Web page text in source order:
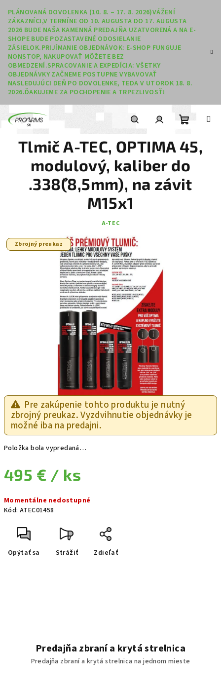
PLÁNOVANÁ DOVOLENKA (10. 8. – 17. 8. 2026)VÁŽENÍ
ZÁKAZNÍCI,V TERMÍNE OD 10. AUGUSTA DO 17. AUGUSTA
2026 BUDE NAŠA KAMENNÁ PREDAJŇA UZATVORENÁ A NA E-
SHOPE BUDE POZASTAVENÉ ODOSIELANIE
ZÁSIELOK.PRIJÍMANIE OBJEDNÁVOK: E-SHOP FUNGUJE
NONSTOP, NAKUPOVAŤ MÔŽETE BEZ
OBMEDZENÍ.SPRACOVANIE A EXPEDÍCIA: VŠETKY
OBJEDNÁVKY ZAČNEME POSTUPNE VYBAVOVAŤ
NASLEDUJÚCI DEŇ PO DOVOLENKE, TEDA V UTOROK 18. 8.
2026.ĎAKUJEME ZA POCHOPENIE A TRPEZLIVOSŤ!
Hľadať
Pre zakúpenie tohto produktu je nutný
zbrojný preukaz. Vyzdvihnutie objednávky je
možné iba na predajni.
Položka bola vypredaná…
495 € / ks
Momentálne nedostupné
Kód: ATEC01458
Opýtať sa Strážiť Zdieľať
Tlmič A-TEC, OPTIMA 45,
modulový, kaliber do
.338˝(8,5mm), na závit
M15x1
A-TEC
Zbrojný preukaz
Predajňa zbraní a krytá strelnica
Predajňa zbraní a krytá strelnica na jednom mieste